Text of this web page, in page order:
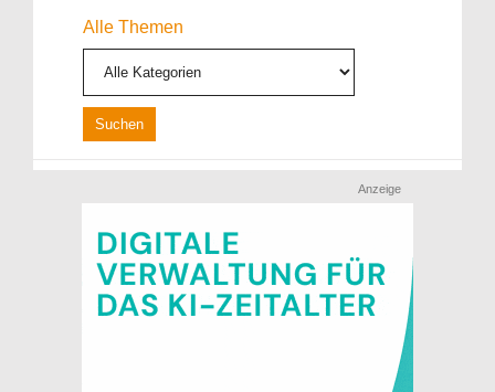
Alle Themen
Anzeige